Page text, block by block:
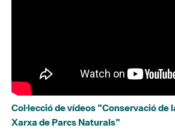
Col·lecció de vídeos "Conservació de
Xarxa de Parcs Naturals"